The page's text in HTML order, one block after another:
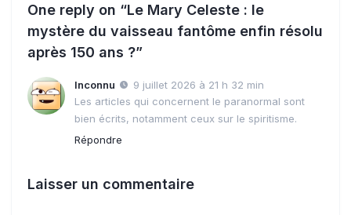
One reply on “Le Mary Celeste : le
mystère du vaisseau fantôme enfin résolu
après 150 ans ?”
Inconnu
9 juillet 2026 à 21 h 32 min
Les articles qui concernent le paranormal sont
bien écrits, notamment ceux sur le spiritisme.
Répondre
Laisser un commentaire